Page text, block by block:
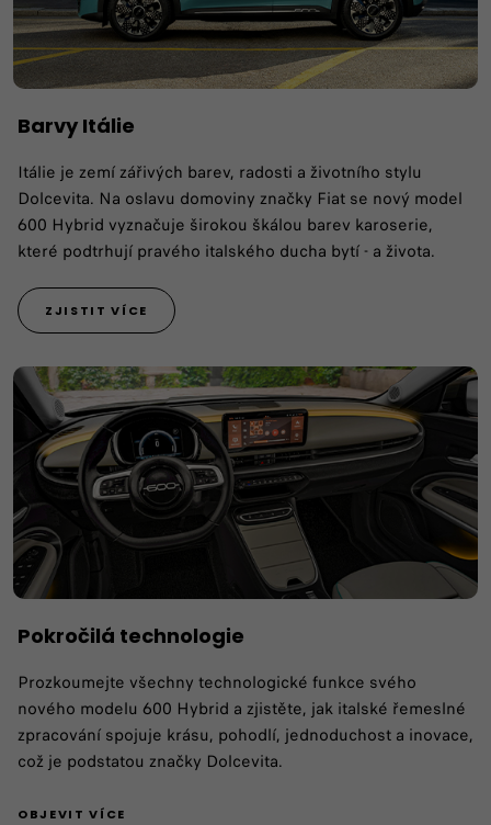
Barvy Itálie
Itálie je zemí zářivých barev, radosti a životního stylu
Dolcevita. Na oslavu domoviny značky Fiat se nový model
600 Hybrid vyznačuje širokou škálou barev karoserie,
které podtrhují pravého italského ducha bytí - a života.
ZJISTIT VÍCE
Pokročilá technologie
Prozkoumejte všechny technologické funkce svého
nového modelu 600 Hybrid a zjistěte, jak italské řemeslné
zpracování spojuje krásu, pohodlí, jednoduchost a inovace,
což je podstatou značky Dolcevita.
OBJEVIT VÍCE